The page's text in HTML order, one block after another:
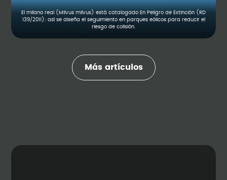
El milano real (Milvus milvus) está catalogado En Peligro de Extinción (RD
139/2011): así se diseña el seguimiento en parques eólicos para reducir el
riesgo de colisión.
Más artículos